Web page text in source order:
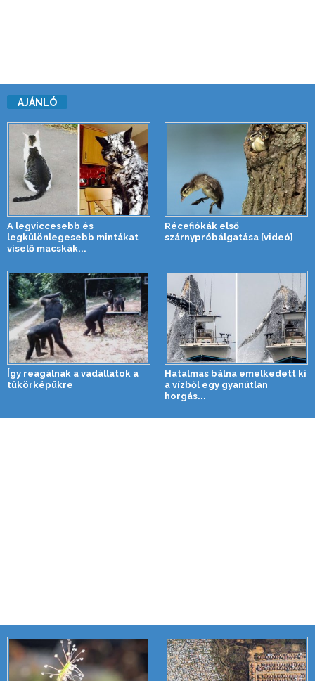
AJÁNLÓ
A legviccesebb és
legkülönlegesebb mintákat
viselő macskák...
Récefiókák első
szárnypróbálgatása [videó]
Így reagálnak a vadállatok a
tükörképükre
Hatalmas bálna emelkedett ki
a vízből egy gyanútlan
horgás...